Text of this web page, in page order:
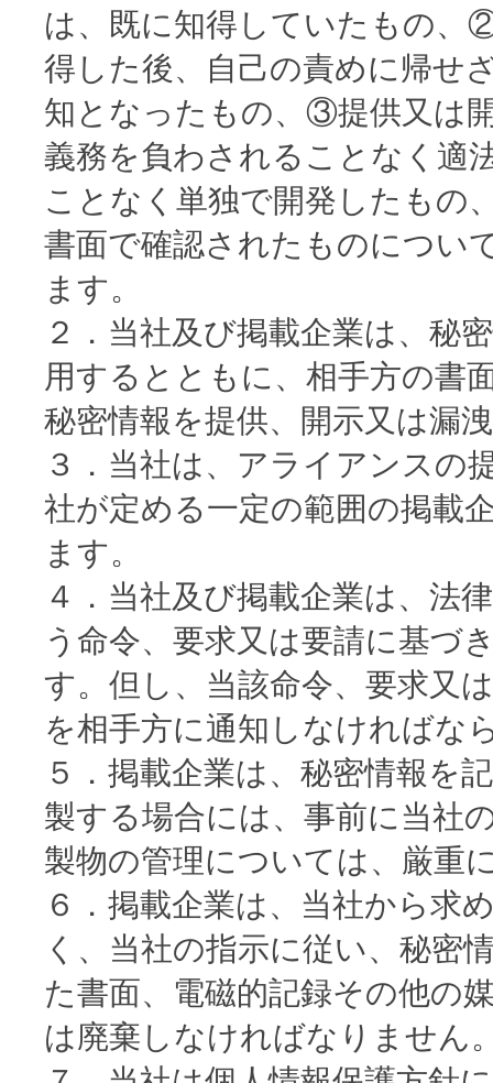
は、既に知得していたもの、
得した後、自己の責めに帰せ
知となったもの、③提供又は
義務を負わされることなく適
ことなく単独で開発したもの
書面で確認されたものについ
ます。
２．当社及び掲載企業は、秘
用するとともに、相手方の書
秘密情報を提供、開示又は漏
３．当社は、アライアンスの
社が定める一定の範囲の掲載
ます。
４．当社及び掲載企業は、法
う命令、要求又は要請に基づ
す。但し、当該命令、要求又
を相手方に通知しなければな
５．掲載企業は、秘密情報を
製する場合には、事前に当社
製物の管理については、厳重
６．掲載企業は、当社から求
く、当社の指示に従い、秘密
た書面、電磁的記録その他の
は廃棄しなければなりません